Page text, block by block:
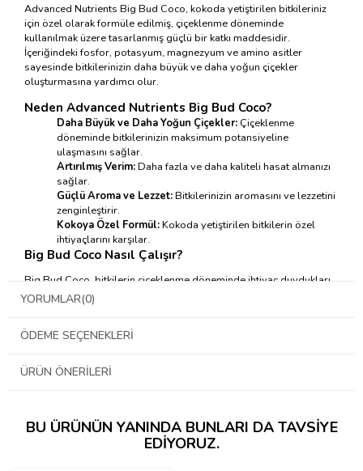
Advanced Nutrients Big Bud Coco, kokoda yetiştirilen bitkileriniz
için özel olarak formüle edilmiş, çiçeklenme döneminde
kullanılmak üzere tasarlanmış güçlü bir katkı maddesidir.
İçeriğindeki fosfor, potasyum, magnezyum ve amino asitler
sayesinde bitkilerinizin daha büyük ve daha yoğun çiçekler
oluşturmasına yardımcı olur.
Neden Advanced Nutrients Big Bud Coco?
Daha Büyük ve Daha Yoğun Çiçekler: Çiçeklenme
döneminde bitkilerinizin maksimum potansiyeline
ulaşmasını sağlar.
Artırılmış Verim:Daha fazla ve daha kaliteli hasat almanızı
sağlar.
Güçlü Aroma ve Lezzet:Bitkilerinizin aromasını ve lezzetini
zenginleştirir.
Kokoya Özel Formül:Kokoda yetiştirilen bitkilerin özel
ihtiyaçlarını karşılar.
Big Bud Coco Nasıl Çalışır?
Big Bud Coco, bitkilerin çiçeklenme döneminde ihtiyaç duydukları
temel besinleri ve büyüme düzenleyicileri sağlayarak daha fazla
çiçek oluşumunu teşvik eder. İçeriğindeki amino asitler, bitkilerin
→ Kullanım tablosu için tıklayınız ←
YORUMLAR(0)
ÖDEME SEÇENEKLERI
ÜRÜN ÖNERILERI
BU ÜRÜNÜN YANINDA BUNLARI DA TAVSIYE
EDIYORUZ.